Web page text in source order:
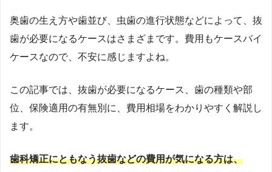
く戦略として、2019年にマウスピース歯科矯正サービス
「hanaravi（ハナラビ）」を提供する株式会社DRIPSを創
業。口腔環境が生活習慣病など全身疾患に影響を与えると
り組める医療アプローチを提唱。新聞・テレビ・Webメデ
ィアで情報発信もしている。2023年10月には、医科と歯科
が連携する「リリモアクリニック内科歯科」（東京・新
宿）を開院し、理事長としてオンライン・オフライン両方
労働省指定のオンライン診療資格を取得し、テクノロジー
奥歯の生え方や歯並び、虫歯の進行状態などによって、抜
歯が必要になるケースはさまざまです。費用もケースバイ
ケースなので、不安に感じますよね。
この記事では、抜歯が必要になるケース、歯の種類や部
位、保険適用の有無別に、費用相場をわかりやすく解説し
ます。
歯科矯正にともなう抜歯などの費用が気になる方は、